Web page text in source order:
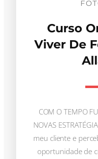
Curso
Viver De
COM O TEMPO
NOVAS
meu cliente e
oportunidade de